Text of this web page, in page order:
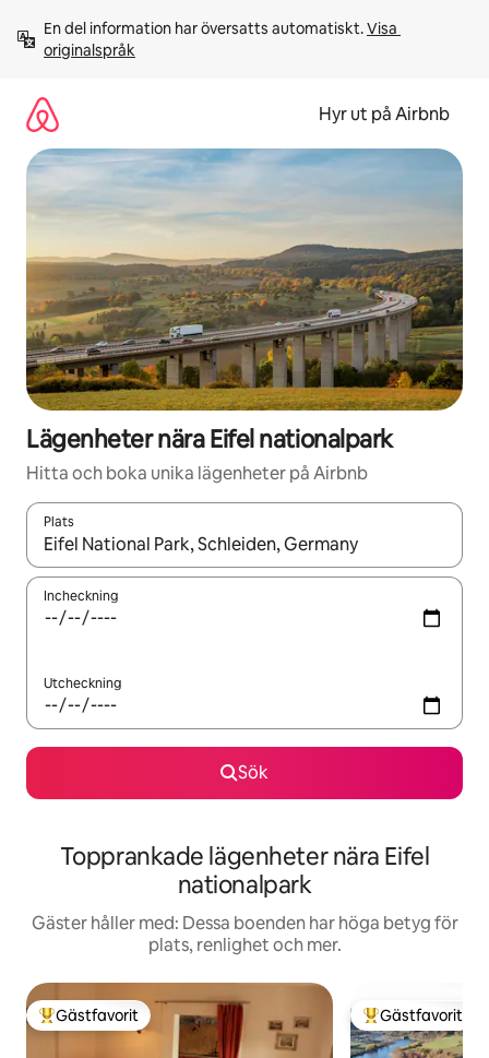
innehåll
En del information har översatts automatiskt. Visa
originalspråk
Hyr ut på Airbnb
Lägenheter nära Eifel nationalpark
Hitta och boka unika lägenheter på Airbnb
Plats
När resultaten är tillgängliga kan du navigera med upp- och
Incheckning
Utcheckning
Sök
Topprankade lägenheter nära Eifel
nationalpark
Gäster håller med: Dessa boenden har höga betyg för
plats, renlighet och mer.
Populär gästfavorit
Gästfavorit Populär
Gästfavorit